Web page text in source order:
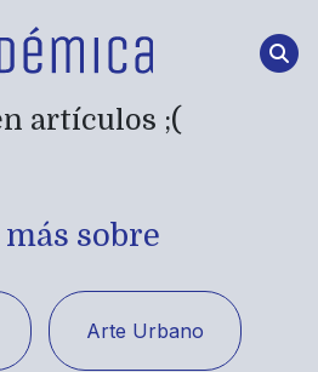
artículos ;(
sobre
Arte Urbano